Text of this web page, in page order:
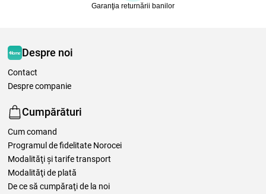
Garanţia returnării banilor
Despre noi
Contact
Despre companie
Cumpărături
Cum comand
Programul de fidelitate Norocei
Modalităţi şi tarife transport
Modalităţi de plată
De ce să cumpăraţi de la noi